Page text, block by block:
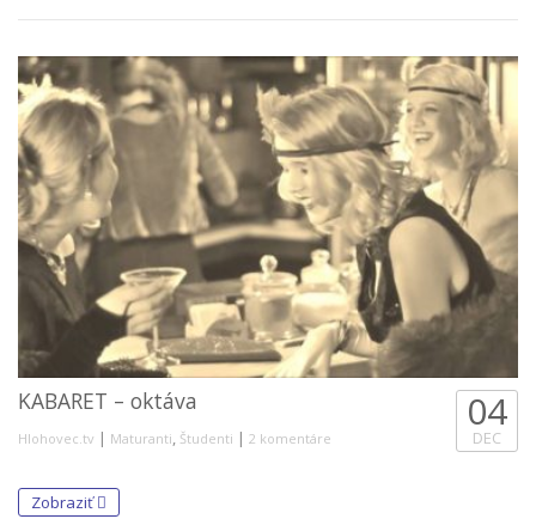
KABARET – oktáva
Hlohovec.tv | Maturanti, Študenti | 2 komentáre
04
DEC
Zobraziť